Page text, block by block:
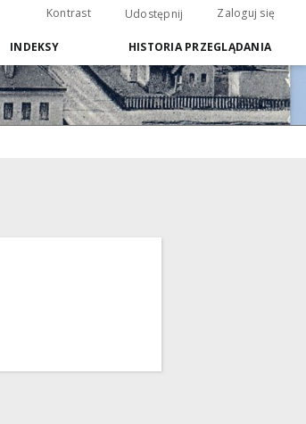
Kontrast Udostępnij Zaloguj się
INDEKSY HISTORIA PRZEGLĄDANIA